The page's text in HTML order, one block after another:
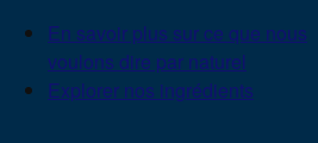
En savoir plus sur ce que nous
voulons dire par naturel
Explorer nos ingrédients